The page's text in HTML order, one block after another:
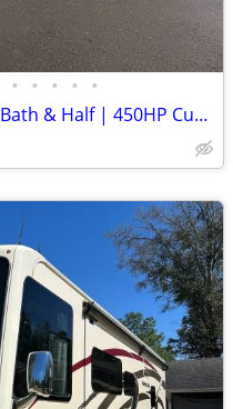
• • • • •
2014 Tiffin Allegro Bus 45LP – Bath & Half | 450HP Cummins | 39,000 Mi